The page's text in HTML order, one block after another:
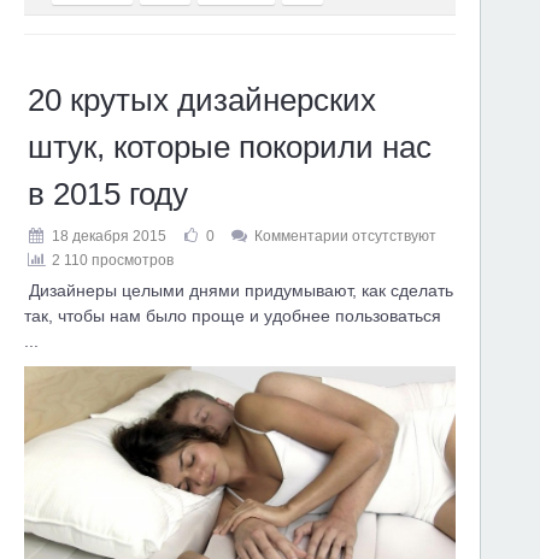
20 крутых дизайнерских
штук, которые покорили нас
в 2015 году
18 декабря 2015 0
Комментарии отсутствуют
2 110 просмотров
Дизайнеры целыми днями придумывают, как сделать
так, чтобы нам было проще и удобнее пользоваться